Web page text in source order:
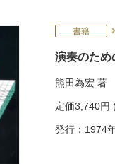
書籍
演奏のため
熊田為宏 著
定価3,740円
発行：1974